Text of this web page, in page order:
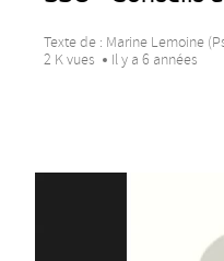
Texte de : Marine Lemoine
2 K vues
Il y a 6 années